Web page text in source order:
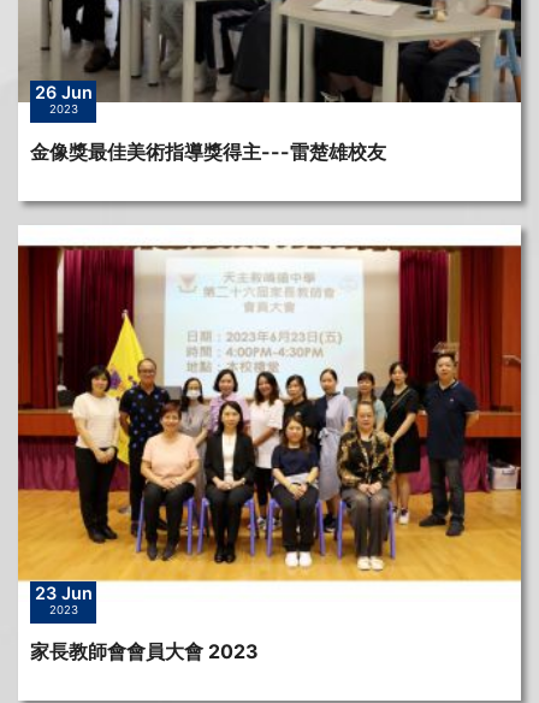
26 Jun
2023
金像獎最佳美術指導獎得主---雷楚雄校友
23 Jun
2023
家長教師會會員大會 2023